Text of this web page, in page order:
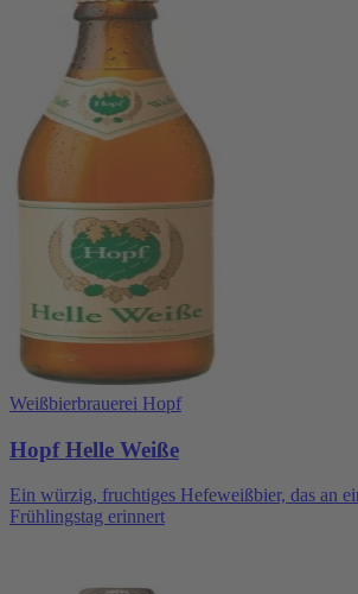
Weißbierbrauerei Hopf
Hopf Helle Weiße
Ein würzig, fruchtiges Hefeweißbier, das an
Frühlingstag erinnert